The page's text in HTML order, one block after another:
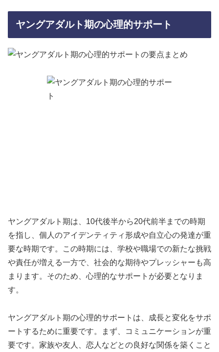
ヤングアダルト期の心理的サポート
ヤングアダルト期は、10代後半から20代前半までの時期
を指し、個人のアイデンティティ形成や自立心の発達が重
要な時期です。この時期には、学校や職場での新たな挑戦
や責任が増える一方で、社会的な期待やプレッシャーも高
まります。そのため、心理的なサポートが必要となりま
す。
ヤングアダルト期の心理的サポートは、成長と変化をサポ
ートするために重要です。まず、コミュニケーションが重
要です。家族や友人、恋人などとの良好な関係を築くこと